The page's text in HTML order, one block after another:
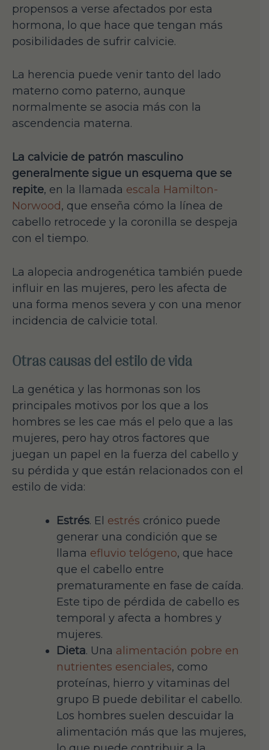
propensos a verse afectados por esta
hormona, lo que hace que tengan más
posibilidades de sufrir calvicie.
La herencia puede venir tanto del lado
materno como paterno, aunque
normalmente se asocia más con la
ascendencia materna.
La calvicie de patrón masculino
generalmente sigue un esquema que se
repite, en la llamada escala Hamilton-
Norwood, que enseña cómo la línea de
cabello retrocede y la coronilla se despeja
con el tiempo.
La alopecia androgenética también puede
influir en las mujeres, pero les afecta de
una forma menos severa y con una menor
incidencia de calvicie total.
Otras causas del estilo de vida
La genética y las hormonas son los
principales motivos por los que a los
hombres se les cae más el pelo que a las
mujeres, pero hay otros factores que
juegan un papel en la fuerza del cabello y
su pérdida y que están relacionados con el
estilo de vida:
Estrés. El estrés crónico puede
generar una condición que se
llama efluvio telógeno, que hace
que el cabello entre
prematuramente en fase de caída.
Este tipo de pérdida de cabello es
temporal y afecta a hombres y
mujeres.
Dieta. Una alimentación pobre en
nutrientes esenciales, como
proteínas, hierro y vitaminas del
grupo B puede debilitar el cabello.
Los hombres suelen descuidar la
alimentación más que las mujeres,